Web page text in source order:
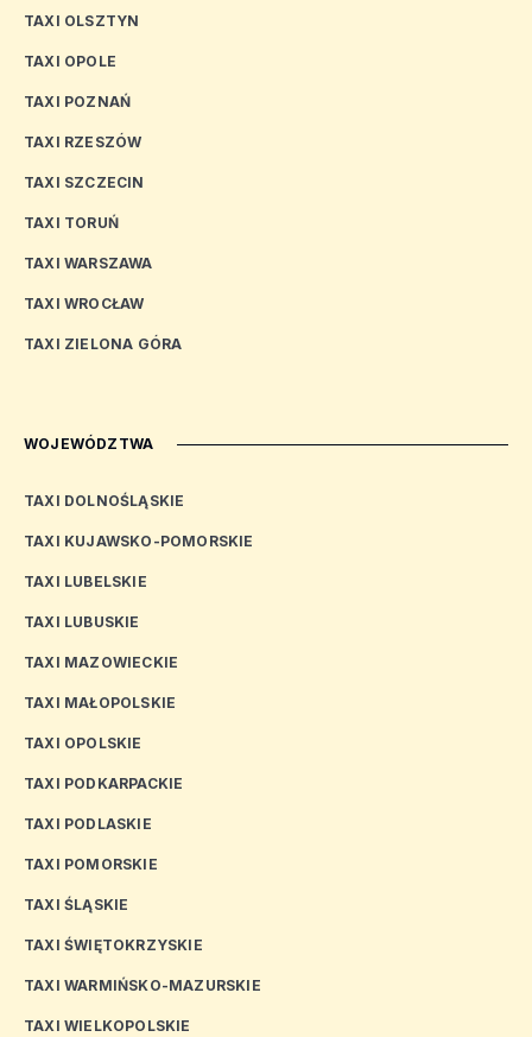
TAXI OLSZTYN
TAXI OPOLE
TAXI POZNAŃ
TAXI RZESZÓW
TAXI SZCZECIN
TAXI TORUŃ
TAXI WARSZAWA
TAXI WROCŁAW
TAXI ZIELONA GÓRA
WOJEWÓDZTWA
TAXI DOLNOŚLĄSKIE
TAXI KUJAWSKO-POMORSKIE
TAXI LUBELSKIE
TAXI LUBUSKIE
TAXI MAZOWIECKIE
TAXI MAŁOPOLSKIE
TAXI OPOLSKIE
TAXI PODKARPACKIE
TAXI PODLASKIE
TAXI POMORSKIE
TAXI ŚLĄSKIE
TAXI ŚWIĘTOKRZYSKIE
TAXI WARMIŃSKO-MAZURSKIE
TAXI WIELKOPOLSKIE